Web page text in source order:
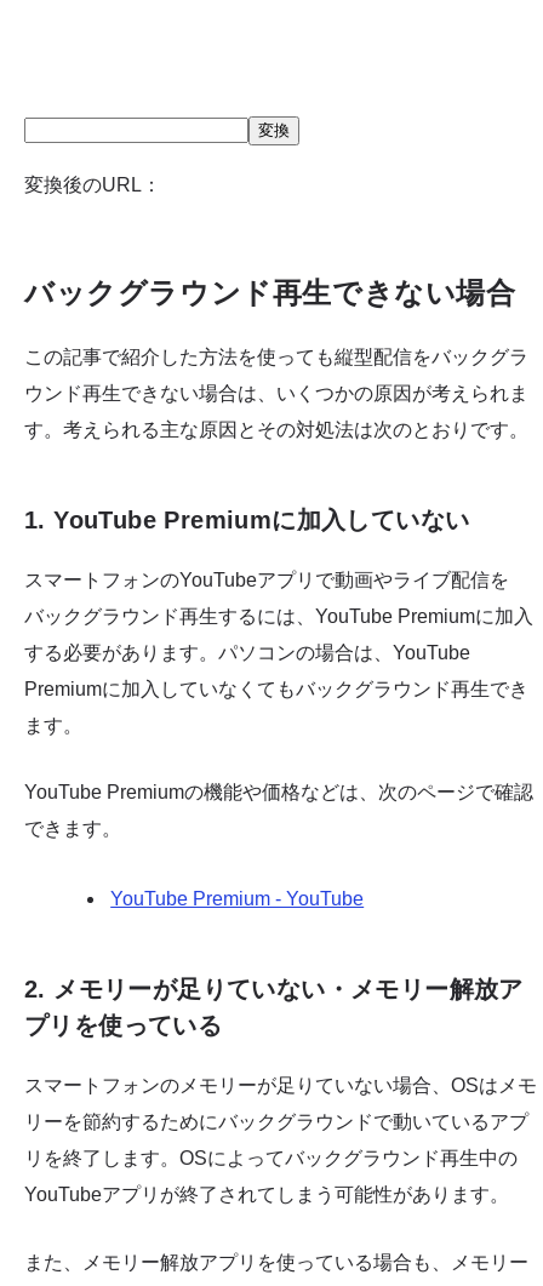
変換
変換後のURL：
バックグラウンド再生できない場合
この記事で紹介した方法を使っても縦型配信をバックグラ
ウンド再生できない場合は、いくつかの原因が考えられま
す。考えられる主な原因とその対処法は次のとおりです。
1. YouTube Premiumに加入していない
スマートフォンのYouTubeアプリで動画やライブ配信を
バックグラウンド再生するには、YouTube Premiumに加入
する必要があります。パソコンの場合は、YouTube
Premiumに加入していなくてもバックグラウンド再生でき
ます。
YouTube Premiumの機能や価格などは、次のページで確認
できます。
YouTube Premium - YouTube
2. メモリーが足りていない・メモリー解放ア
プリを使っている
スマートフォンのメモリーが足りていない場合、OSはメモ
リーを節約するためにバックグラウンドで動いているアプ
リを終了します。OSによってバックグラウンド再生中の
YouTubeアプリが終了されてしまう可能性があります。
また、メモリー解放アプリを使っている場合も、メモリー